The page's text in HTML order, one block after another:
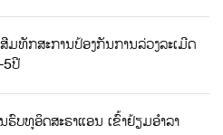
ມທັກສະການປ້ອງກັນການລ່ວງລະເມີດ
5ປີ
ບທູອິດສະຣາແອນ ເຂົ້າຢ້ຽມອຳລາ